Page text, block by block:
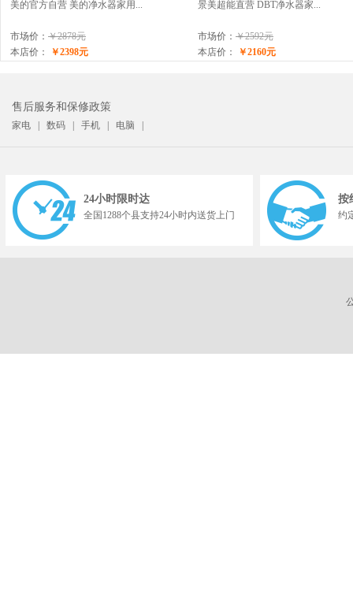
美的官方自营 美的净水器家用...
市场价： ￥2878元
本店价：
￥2398元
景美超能直营 DBT净水器家...
市场价： ￥2592元
本店价：
￥2160元
售后服务和保修政策
家电 数码 手机 电脑
24小时限时达
全国1288个县支持24小时内送货上门
按
约